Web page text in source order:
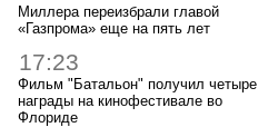
Миллера переизбрали главой
«Газпрома» еще на пять лет
17:23
Фильм "Батальон" получил четыре
награды на кинофестивале во
Флориде